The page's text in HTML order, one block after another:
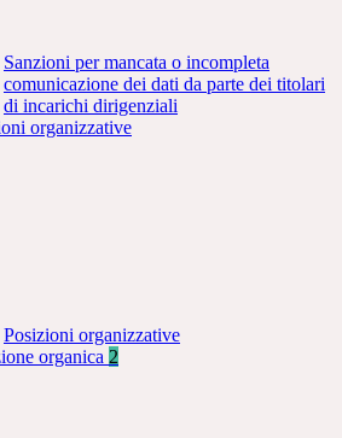
Sanzioni per mancata o incompleta
comunicazione dei dati da parte dei titolari
di incarichi dirigenziali
organizzative
Posizioni organizzative
organica 2